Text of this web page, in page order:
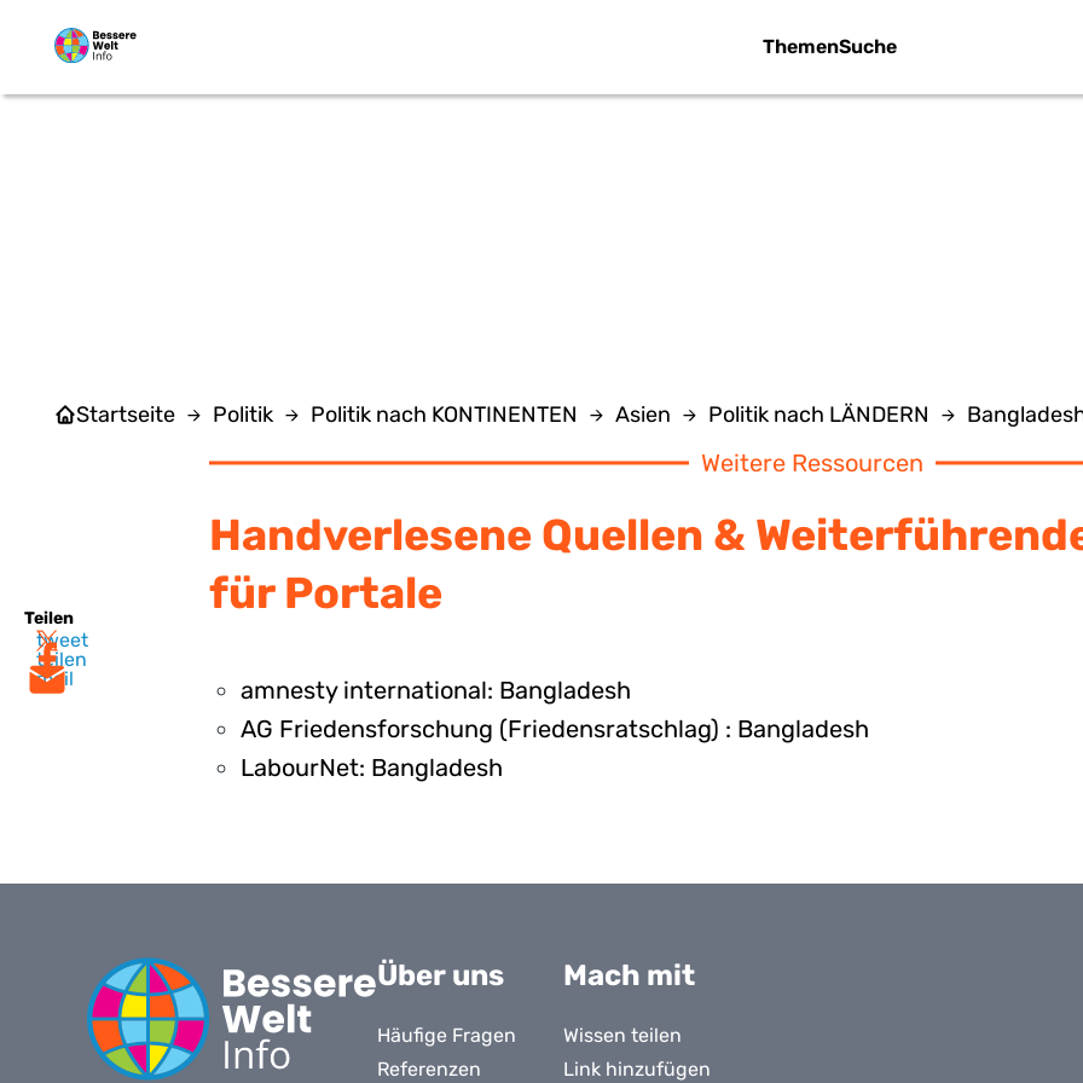
ThemenSuche
Teilen
tweet
teilen
mail
Startseite Politik Politik nach KONTINENTEN Asien Politik nach LÄNDERN
Weitere Ressourcen
Handverlesene Quellen &
für Portale
amnesty international: Bangladesh
AG Friedensforschung (Friedensratschlag) : Bangladesh
LabourNet: Bangladesh
Über uns
Häufige Fragen
Referenzen
Mach mit
Wissen teilen
Link hinzufügen